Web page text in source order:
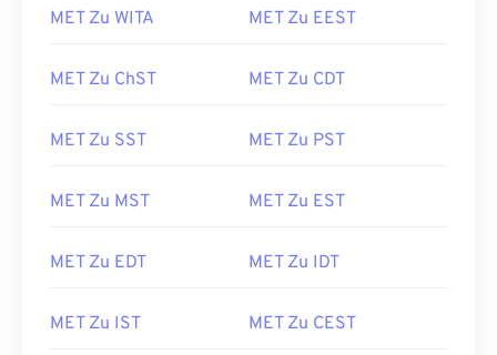
MET Zu WITA MET Zu EEST
MET Zu ChST MET Zu CDT
MET Zu SST MET Zu PST
MET Zu MST MET Zu EST
MET Zu EDT MET Zu IDT
MET Zu IST MET Zu CEST